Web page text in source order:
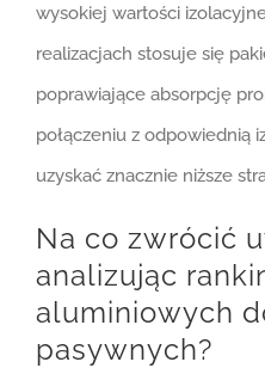
wysokiej wartości
realizacjach stosuje się
poprawiające absorpcję
połączeniu z odpowiednią
uzyskać znacznie niższe
Na co zwrócić
analizując
aluminiowych
pasywnych?